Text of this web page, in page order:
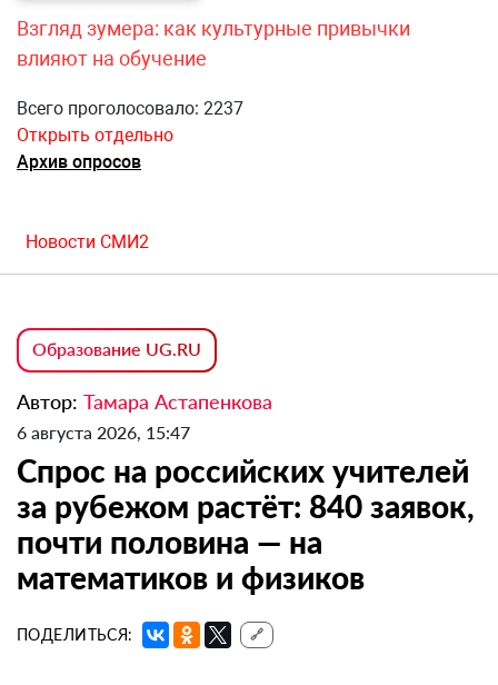
Взгляд зумера: как культурные привычки
влияют на обучение
Всего проголосовало: 2237
Открыть отдельно
Архив опросов
Новости СМИ2
Образование UG.RU
Автор: Тамара Астапенкова
6 августа 2026, 15:47
Спрос на российских учителей
за рубежом растёт: 840 заявок,
почти половина — на
математиков и физиков
ПОДЕЛИТЬСЯ: 🔗